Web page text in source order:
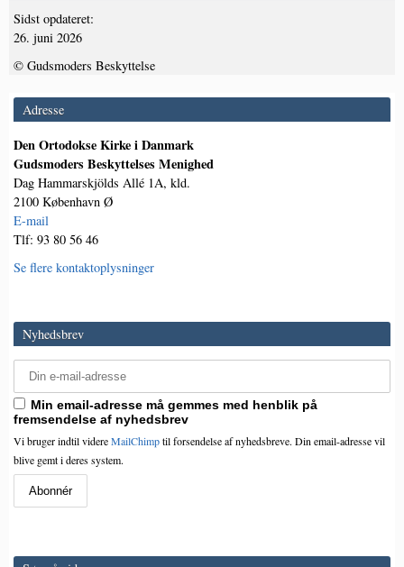
Sidst opdateret:
26. juni 2026
© Gudsmoders Beskyttelse
Adresse
Den Ortodokse Kirke i Danmark
Gudsmoders Beskyttelses Menighed
Dag Hammarskjölds Allé 1A, kld.
2100 København Ø
E-mail
Tlf: 93 80 56 46
Se flere kontaktoplysninger
Nyhedsbrev
Min email-adresse må gemmes med henblik på
fremsendelse af nyhedsbrev
Vi bruger indtil videreMailChimptil forsendelse af nyhedsbreve. Din email-adresse vil
blive gemt i deres system.